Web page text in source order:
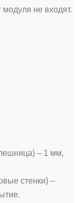
не входят.
– 1 мм,
стенки) –